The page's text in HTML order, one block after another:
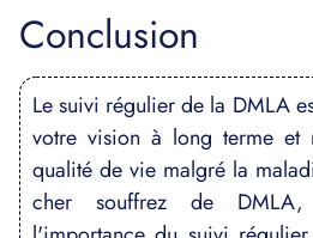
Conclusion
Le suivi régulier de la DMLA
votre vision à long terme et
qualité de vie malgré la
cher souffrez de